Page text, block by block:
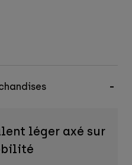
léger axé sur